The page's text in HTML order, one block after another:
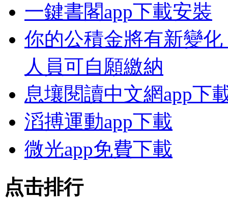
一鍵書閣app下載安裝
你的公積金將有新變
人員可自願繳納
息壤閱讀中文網app下
滔搏運動app下載
微光app免費下載
点击排行